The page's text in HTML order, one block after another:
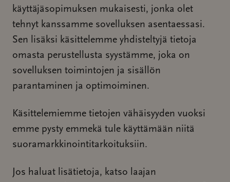
käyttäjäsopimuksen mukaisesti, jonka olet
tehnyt kanssamme sovelluksen asentaessasi.
Sen lisäksi käsittelemme yhdisteltyjä tietoja
omasta perustellusta syystämme, joka on
sovelluksen toimintojen ja sisällön
parantaminen ja optimoiminen.
Käsittelemiemme tietojen vähäisyyden vuoksi
emme pysty emmekä tule käyttämään niitä
suoramarkkinointitarkoituksiin.
Jos haluat lisätietoja, katso laajan